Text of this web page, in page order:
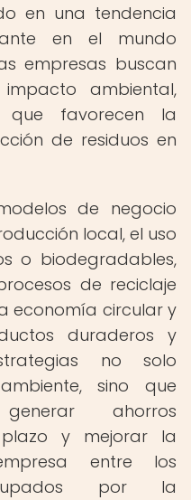
en una tendencia
en el mundo
empresas buscan
ambiental,
que favorecen la
de residuos en
de negocio
local, el uso
o biodegradables,
de reciclaje
economía circular y
duraderos y
no solo
sino que
ahorros
y mejorar la
entre los
por la